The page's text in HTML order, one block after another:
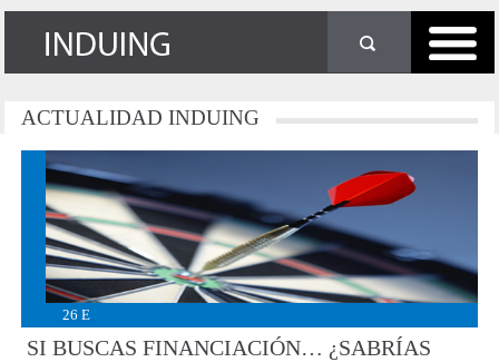
ACTUALIDAD INDUING
26 E
SI BUSCAS FINANCIACIÓN… ¿SABRÍAS